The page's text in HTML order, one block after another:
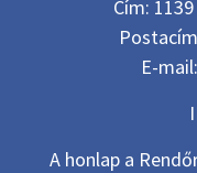
Cím:
E-
A honlap a